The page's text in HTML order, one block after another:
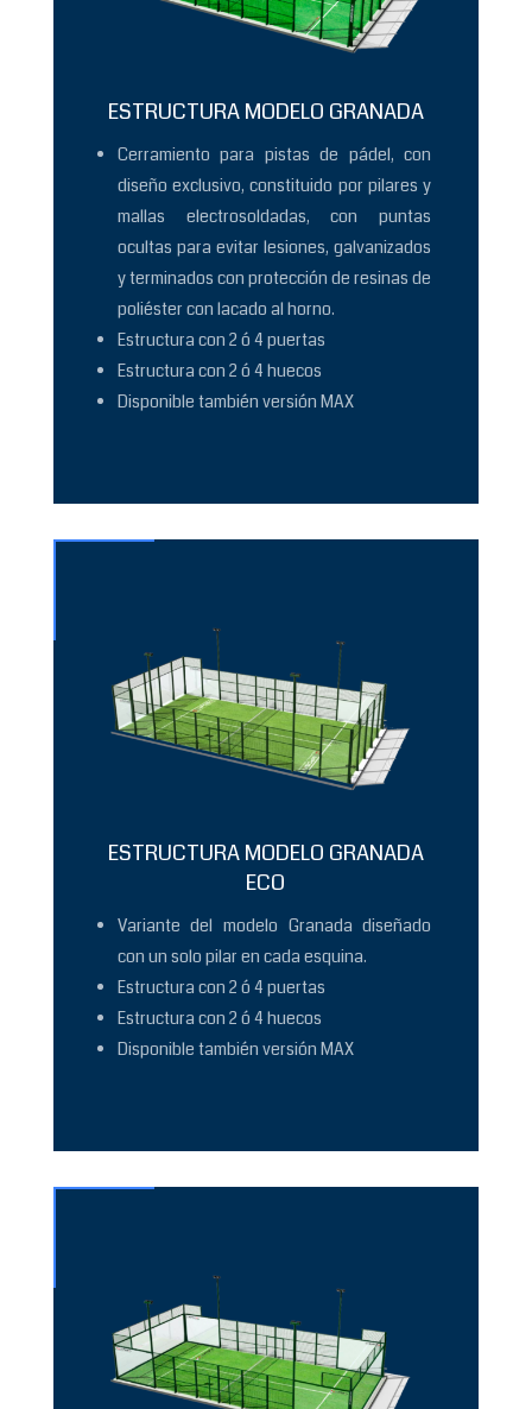
ESTRUCTURA MODELO GRANADA
Cerramiento para pistas de pádel, con
diseño exclusivo, constituido por pilares y
mallas electrosoldadas, con puntas
ocultas para evitar lesiones, galvanizados
y terminados con protección de resinas de
poliéster con lacado al horno.
Estructura con 2 ó 4 puertas
Estructura con 2 ó 4 huecos
Disponible también versión MAX
ESTRUCTURA MODELO GRANADA
ECO
Variante del modelo Granada diseñado
con un solo pilar en cada esquina.
Estructura con 2 ó 4 puertas
Estructura con 2 ó 4 huecos
Disponible también versión MAX